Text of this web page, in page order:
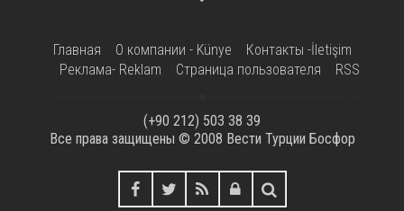
Главная О компании - Künye
Контакты -İletişim
Реклама- Reklam
Страница пользователя RSS
(+90 212) 503 38 39
Все права защищены © 2008 Вести Турции Босфор